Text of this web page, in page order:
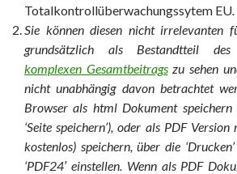
Totalkontrollüberwachungssytem EU.
Sie können diesen nicht irrelevanten
grundsätzlich als Bestandtteil des
komplexen Gesamtbeitragszu sehen
nicht unabhängig davon betrachtet
Browser als html Dokument speichern
‘Seite speichern’), oder als PDF Version
kostenlos) speichern, über die
‘PDF24′ einstellen. Wenn als PDF